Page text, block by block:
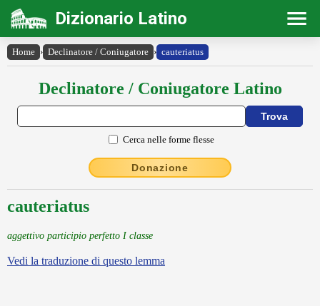
Dizionario Latino
Home › Declinatore / Coniugatore › cauteriatus
Declinatore / Coniugatore Latino
Cerca nelle forme flesse
Donazione
cauteriatus
aggettivo participio perfetto I classe
Vedi la traduzione di questo lemma